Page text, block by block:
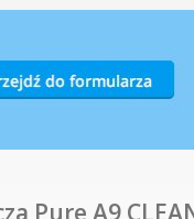
Pure A9